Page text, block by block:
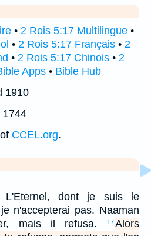
• 2 Rois 5:17 Multilingue •
• 2 Rois 5:17 Français • 2
• 2 Rois 5:17 Chinois • 2
Apps • Bible Hub
1910
1744
CCEL.org.
L'Eternel, dont je suis le
n'accepterai pas. Naaman
mais il refusa.
17Alors